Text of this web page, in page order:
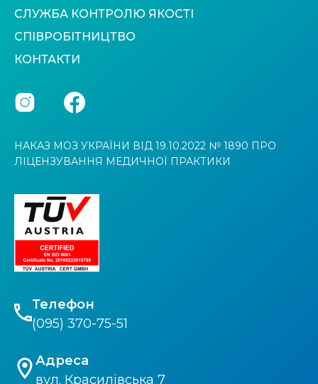
СЛУЖБА КОНТРОЛЮ ЯКОСТІ
СПІВРОБІТНИЦТВО
КОНТАКТИ
НАКАЗ МОЗ УКРАЇНИ ВІД 19.10.2022 № 1890 ПРО
ЛІЦЕНЗУВАННЯ МЕДИЧНОЇ ПРАКТИКИ
Телефон
(095) 370-75-51
Адреса
вул. Красилівська 7